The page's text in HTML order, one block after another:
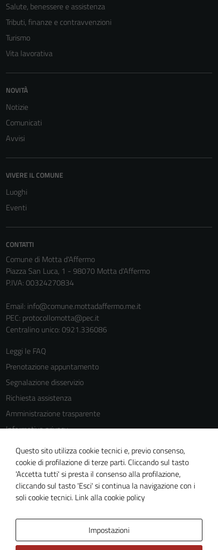
Salute, benessere e assistenza
Tributi, finanze e contravvenzioni
Turismo
Vita lavorativa
NOVITÀ
Notizie
Comunicati
Avvisi
VIVERE IL COMUNE
Luoghi
Eventi
CONTATTI
Comune di Motta d'Affermo
Piazza San Luca, 1 - 98070 Motta d'Affermo
P.IVA: 00324270834
Email: info@comune.mottadaffermo.me.it
PEC: protocollomotta@pec.it
Centralino unico: 0921.336086
Leggi le FAQ
Prenotazione appuntamento
Segnalazione disservizio
Richiesta assistenza
Amministrazione trasparente
Informativa privacy
Cookie Policy
Note legali
Dichiarazione di accessibilità
Piano di miglioramento del sito
Questo sito utilizza cookie tecnici e, previo consenso,
cookie di profilazione di terze parti. Cliccando sul tasto
'Accetta tutti' si presta il consenso alla profilazione,
cliccando sul tasto 'Esci' si continua la navigazione con i
soli cookie tecnici. Link alla cookie policy
Impostazioni
personali.
una serie di
possono
profilazione.
di questi
our website
to perform
as well as
possible
during your
refuse
these
cookies,